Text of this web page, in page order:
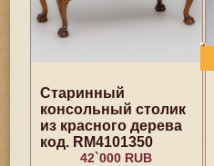
Старинный
консольный столик
из красного дерева
код. RM4101350
42`000 RUB